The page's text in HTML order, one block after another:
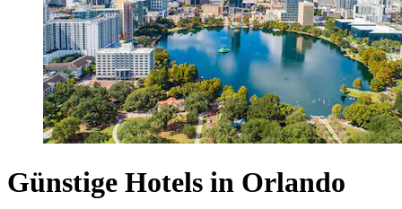
Günstige Hotels in Orlando